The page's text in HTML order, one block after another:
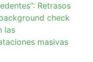
Retrasos
check
las
masivas